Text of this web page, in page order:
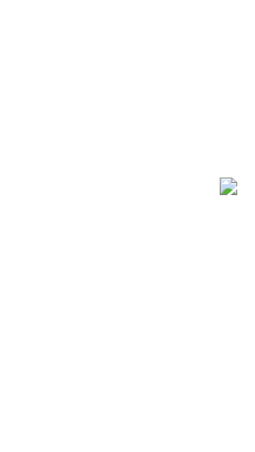
ๆเพียบหรือสั่งทำโทร